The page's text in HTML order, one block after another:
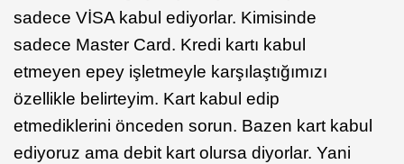
sadece VİSA kabul ediyorlar. Kimisinde
sadece Master Card. Kredi kartı kabul
etmeyen epey işletmeyle karşılaştığımızı
özellikle belirteyim. Kart kabul edip
etmediklerini önceden sorun. Bazen kart kabul
ediyoruz ama debit kart olursa diyorlar. Yani